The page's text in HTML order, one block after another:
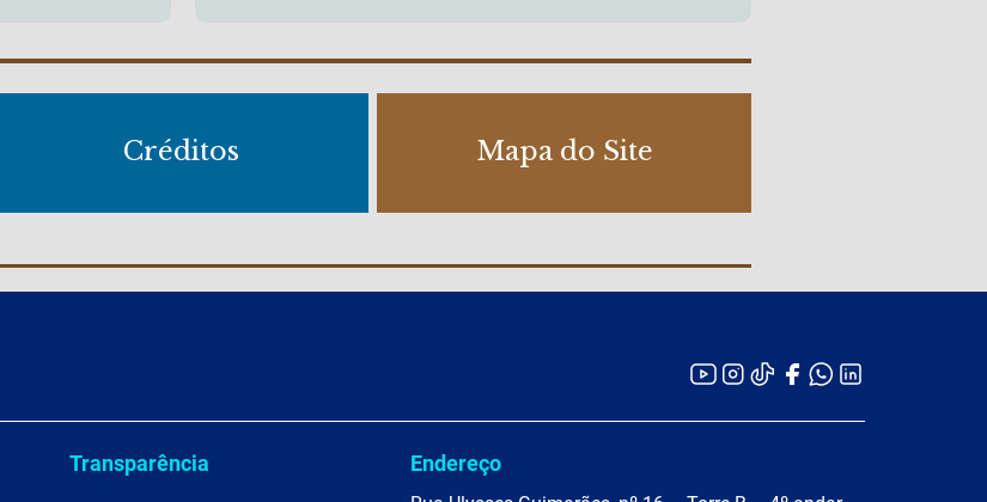
Créditos Mapa do Site
Transparência Endereço